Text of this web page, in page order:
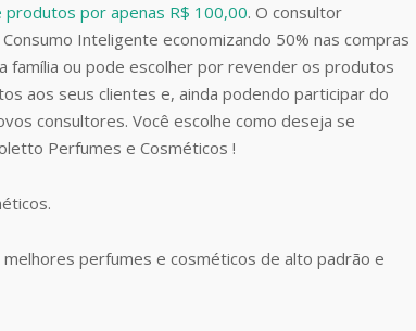
por apenas R$ 100,00. O consultor
Inteligente economizando 50% nas compras
família ou pode escolher por revender os produtos
aos seus clientes e, ainda podendo participar do
consultores. Você escolhe como deseja se
Perfumes e Cosméticos !
perfumes e cosméticos de alto padrão e